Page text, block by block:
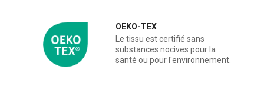
OEKO-TEX
Le tissu est certifié sans
substances nocives pour la
santé ou pour l'environnement.